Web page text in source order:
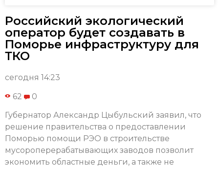
Российский экологический
оператор будет создавать в
Поморье инфраструктуру для
ТКО
сегодня 14:23
62 0
Губернатор Александр Цыбульский заявил, что
решение правительства о предоставлении
Поморью помощи РЭО в строительстве
мусороперерабатывающих заводов позволит
экономить областные деньги, а также не